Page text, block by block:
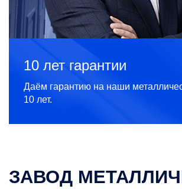
10 лет гарантии
Даём гарантию на наши
10 лет.
ЗАВОД